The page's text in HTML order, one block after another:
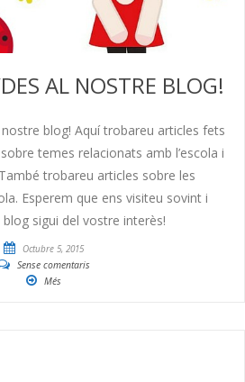
AL NOSTRE BLOG!
blog! Aquí trobareu articles fets
temes relacionats amb l’escola i
trobareu articles sobre les
Esperem que ens visiteu sovint i
blog sigui del vostre interès!
Octubre 5, 2015
Sense comentaris
Més